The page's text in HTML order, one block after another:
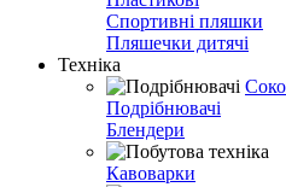
Спортивні пляшки
Пляшечки дитячі
Техніка
Подрібнювачі
Блендери
Кавоварки